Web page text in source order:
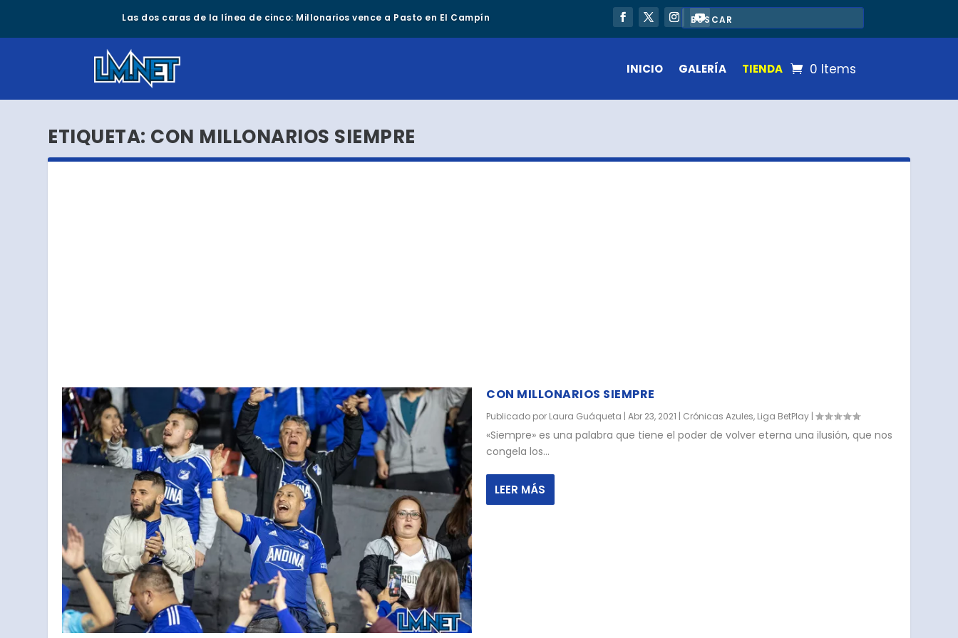
Las dos caras de la línea de cinco: Millonarios vence a Pasto en El Campín
INICIO GALERÍA TIENDA 0 Items
ETIQUETA: CON MILLONARIOS SIEMPRE
CON MILLONARIOS SIEMPRE
Publicado por Laura Guáqueta | Abr 23, 2021 | Crónicas Azules, Liga BetPlay |
«Siempre» es una palabra que tiene el poder de volver eterna una ilusión, que nos
congela los...
LEER MÁS